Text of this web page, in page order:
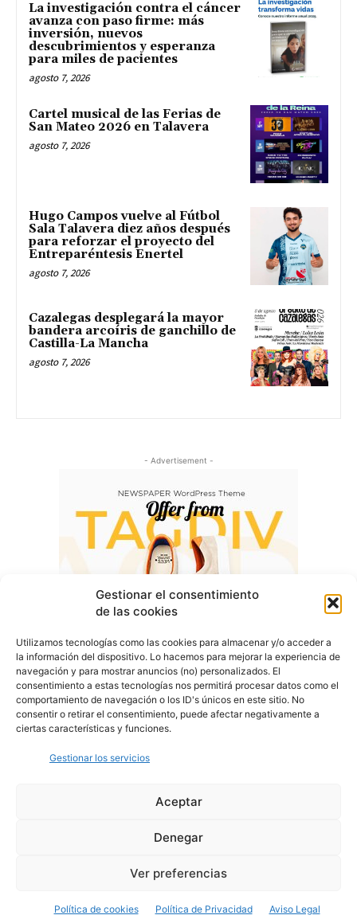
Gestionar el consentimiento
de las cookies
Utilizamos tecnologías como las cookies para almacenar y/o acceder a
la información del dispositivo. Lo hacemos para mejorar la experiencia de
navegación y para mostrar anuncios (no) personalizados. El
consentimiento a estas tecnologías nos permitirá procesar datos como el
comportamiento de navegación o los ID's únicos en este sitio. No
consentir o retirar el consentimiento, puede afectar negativamente a
ciertas características y funciones.
Gestionar los servicios
Aceptar
Denegar
Ver preferencias
Política de cookies Política de Privacidad Aviso Legal
La investigación contra el cáncer
avanza con paso firme: más
inversión, nuevos
descubrimientos y esperanza
para miles de pacientes
agosto 7, 2026
Cartel musical de las Ferias de
San Mateo 2026 en Talavera
agosto 7, 2026
Hugo Campos vuelve al Fútbol
Sala Talavera diez años después
para reforzar el proyecto del
Entreparéntesis Enertel
agosto 7, 2026
Cazalegas desplegará la mayor
bandera arcoíris de ganchillo de
Castilla-La Mancha
agosto 7, 2026
- Advertisement -